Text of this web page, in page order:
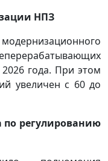
НПЗ
года. При этом
увеличен с 60 до
по регулированию